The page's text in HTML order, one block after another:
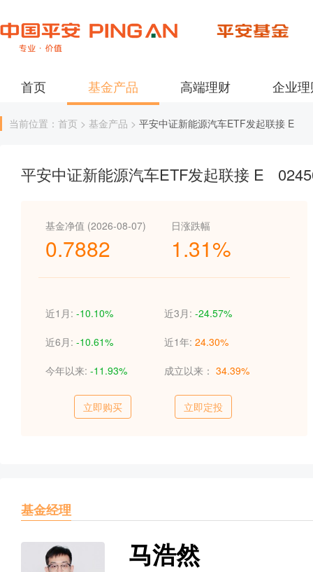
首页 基金产品 高端理财 企业
当前位置：首页 > 基金产品 > 平安中证新能源汽车ETF发起联接 E
平安中证新能源汽车ETF发起联接 E
基金净值 (2026-08-07)
0.7882
日涨跌幅
1.31%
近1月: -10.10% 近3月: -24.57%
近6月: -10.61% 近1年: 24.30%
今年以来: -11.93% 成立以来： 34.39%
立即购买 立即定投
基金经理
马浩然